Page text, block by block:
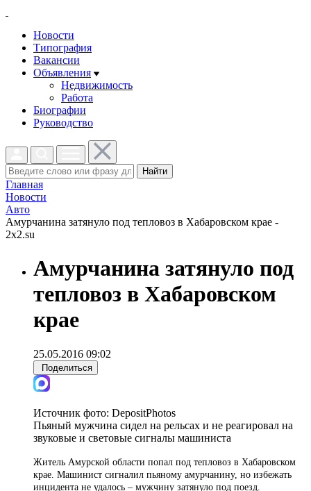
Новости
Типография
Вакансии
Объявления
Недвижимость
Работа
Биографии
Руководство
Найти
Главная
Новости
Авто
Амурчанина затянуло под тепловоз в Хабаровском крае -
2x2.su
Амурчанина затянуло под
тепловоз в Хабаровском
крае
25.05.2016 09:02
Поделиться
Источник фото: DepositPhotos
Пьяный мужчина сидел на рельсах и не реагировал на
звуковые и световые сигналы машиниста
Житель Амурской области попал под тепловоз в Хабаровском
крае. Машинист сигналил пьяному амурчанину, но избежать
инцидента не удалось – мужчину затянуло под поезд.